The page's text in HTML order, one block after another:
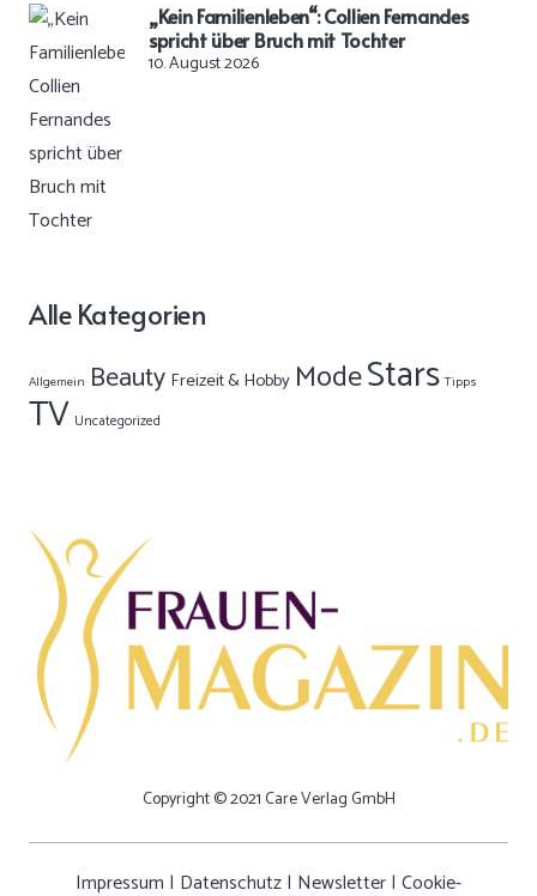
„Kein Familienleben“: Collien Fernandes
spricht über Bruch mit Tochter
10. August 2026
Alle Kategorien
Allgemein Beauty Freizeit & Hobby ModeStars Tipps
TV Uncategorized
Copyright © 2021 Care Verlag GmbH
Impressum | Datenschutz| Newsletter| Cookie-